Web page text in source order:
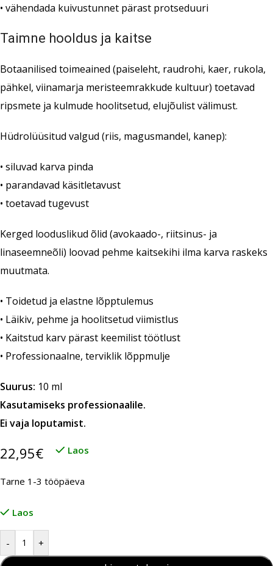
• vähendada kuivustunnet pärast protseduuri
Taimne hooldus ja kaitse
Botaanilised toimeained (paiseleht, raudrohi, kaer, rukola,
pähkel, viinamarja meristeemrakkude kultuur) toetavad
ripsmete ja kulmude hoolitsetud, elujõulist välimust.
Hüdrolüüsitud valgud (riis, magusmandel, kanep):
• siluvad karva pinda
• parandavad käsitletavust
• toetavad tugevust
Kerged looduslikud õlid (avokaado-, riitsinus- ja
linaseemneõli) loovad pehme kaitsekihi ilma karva raskeks
muutmata.
• Toidetud ja elastne lõpptulemus
• Läikiv, pehme ja hoolitsetud viimistlus
• Kaitstud karv pärast keemilist töötlust
• Professionaalne, terviklik lõppmulje
Suurus: 10 ml
Kasutamiseks professionaalile.
Ei vaja loputamist.
22,95€ Laos
Tarne 1-3 tööpäeva
Laos
- +